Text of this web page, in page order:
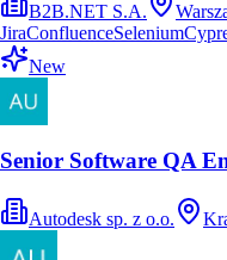
B2B.NET S.A.
JiraConfluenceSelenium
New
Senior Software QA
Autodesk sp. z o.o.